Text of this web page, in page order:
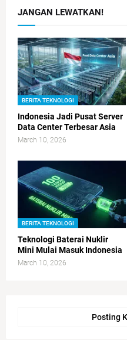
JANGAN LEWATKAN!
BERITA TEKNOLOGI
Indonesia Jadi Pusat Server
Data Center Terbesar Asia
March 10, 2026
BERITA TEKNOLOGI
Teknologi Baterai Nuklir
Mini Mulai Masuk Indonesia
March 10, 2026
Posting